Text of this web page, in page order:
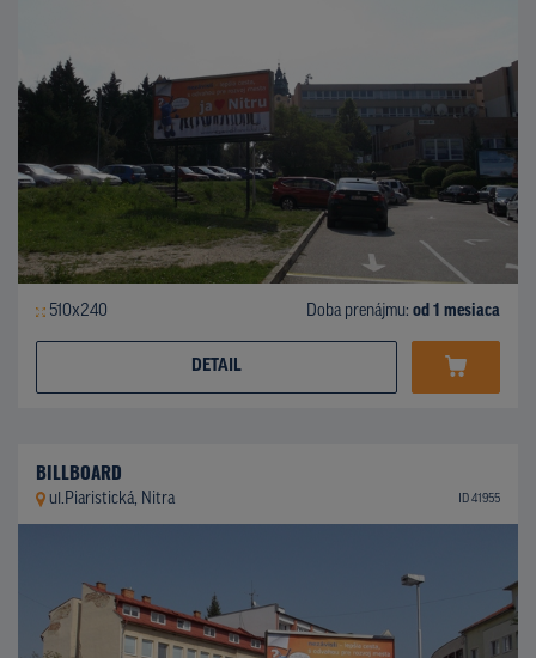
510x240 Doba prenájmu: od 1 mesiaca
DETAIL
BILLBOARD
ul.Piaristická, Nitra ID 41955